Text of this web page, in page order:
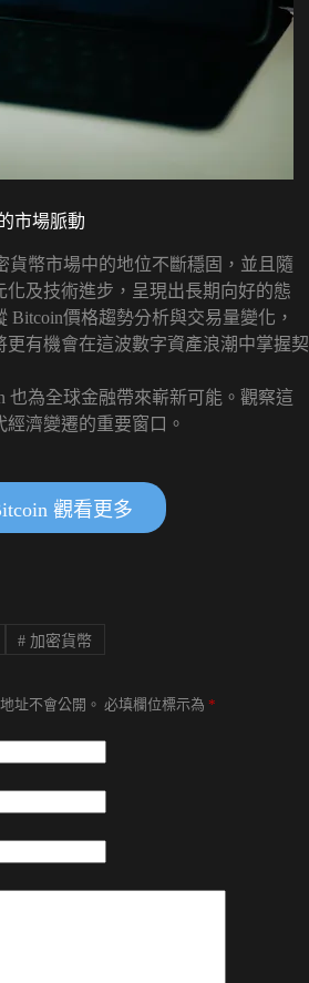
市場脈動
貨幣市場中的地位不斷穩固，並且隨
化及技術進步，呈現出長期向好的態
Bitcoin價格趨勢分析與交易量變化，
更有機會在這波數字資產浪潮中掌握契
也為全球金融帶來嶄新可能。觀察這
濟變遷的重要窗口。
觀看更多
# 加密貨幣
址不會公開。 必填欄位標示為 *